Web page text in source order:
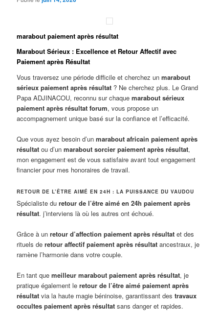
marabout paiement après résultat
Marabout Sérieux : Excellence et Retour Affectif avec
Paiement après Résultat
Vous traversez une période difficile et cherchez unmarabout
sérieux paiement après résultat ? Ne cherchez plus. Le Grand
Papa ADJINACOU, reconnu sur chaquemarabout sérieux
paiement après résultat forum, vous propose un
accompagnement unique basé sur la confiance et l’efficacité.
Que vous ayez besoin d’unmarabout africain paiement après
résultat ou d’unmarabout sorcier paiement après résultat,
mon engagement est de vous satisfaire avant tout engagement
financier pour mes honoraires de travail.
RETOUR DE L’ÊTRE AIMÉ EN 24H : LA PUISSANCE DU VAUDOU
Spécialiste duretour de l’être aimé en 24h paiement après
résultat. j’interviens là où les autres ont échoué.
Grâce à unretour d’affection paiement après résultat et des
rituels deretour affectif paiement après résultat ancestraux, je
ramène l’harmonie dans votre couple.
En tant quemeilleur marabout paiement après résultat, je
pratique également leretour de l’être aimé paiement après
résultat via la haute magie béninoise, garantissant destravaux
occultes paiement après résultat sans danger et rapides.